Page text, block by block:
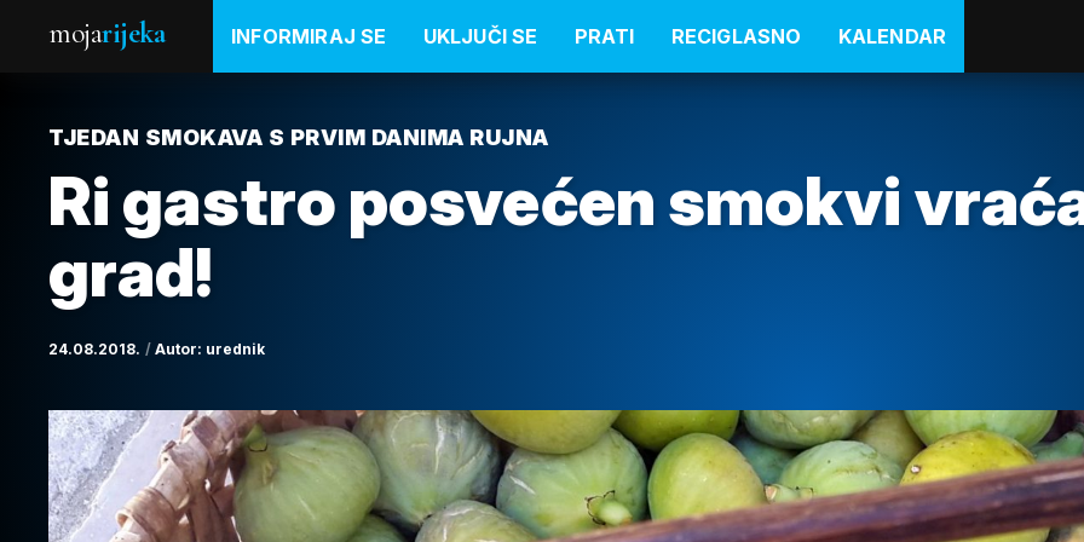
mojarijeka INFORMIRAJ SE UKLJUČI SE PRATI RECIGLASNO KALENDAR
TJEDAN SMOKAVA S PRVIM DANIMA RUJNA
Ri gastro posvećen smokvi
grad!
24.08.2018. Autor: urednik